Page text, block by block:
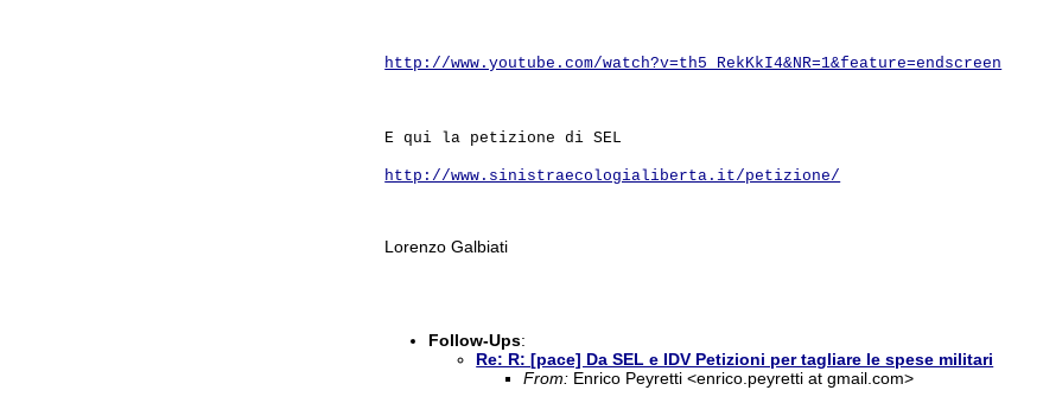
http://www.youtube.com/watch?v=th5_RekKkI4&NR=1&feature=endscreen
E qui la petizione di SEL
http://www.sinistraecologialiberta.it/petizione/
Lorenzo Galbiati
Follow-Ups:
Re: R: [pace] Da SEL e IDV Petizioni per tagliare le spese militari
From: Enrico Peyretti <enrico.peyretti at gmail.com>